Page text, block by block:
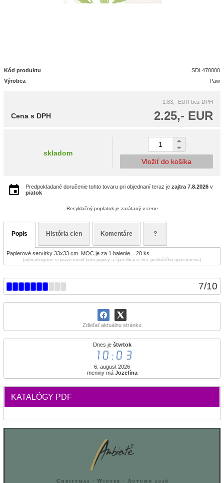
7/10
Zdieľať aktuálnu stránku
Dnes je štvrtok
10:03
6. august 2026
meniny má Jozefína
KATALÓGY PDF
Kód produktu
SDL470000
Výrobca
Paw
1.83,- EUR bez DPH
2.25,- EUR
Cena s DPH
skladom
Vložiť do košíka
Predpokladané doručenie tohto tovaru pri objednaní teraz je zajtra 7.8.2026 v
piatok
Recyklačný poplatok je zarátaný v cene
Popis História cien Komentáre ?
Papierové servítky 33x33 cm. MOC je za 1 balenie = 20 ks.
(vyhradzujeme si právo meniť tieto popisy a špecifikácie bez predošlého upozornenia)